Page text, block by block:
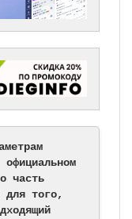
часть
для того,